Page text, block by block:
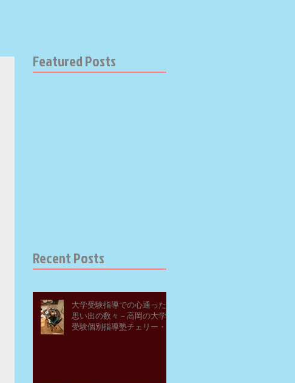
Featured Posts
Recent Posts
大学受験指導での心通った
思い出の数々－高岡の大学
受験個別指導塾チェリー・